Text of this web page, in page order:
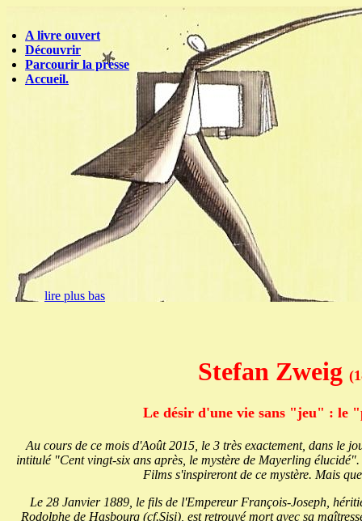
lire plus bas
A livre ouvert
Découvrir
Parcourir la presse
Accueil.
Stefan Zweig
Le désir d'une vie sans "jeu" : le
Au cours de ce mois d'Août 2015, le 3 très exactement, dans le
intitulé "Cent vingt-six ans après, le mystère de Mayerling
Films s'inspireront de ce mystère. Mais
Le 28 Janvier 1889, le fils de l'Empereur François-Joseph,
Rodolphe de Hasbourg (cf.Sisi), est retrouvé mort avec sa